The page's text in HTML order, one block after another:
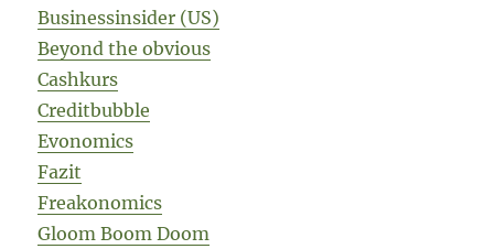
Businessinsider (US)
Beyond the obvious
Cashkurs
Creditbubble
Evonomics
Fazit
Freakonomics
Gloom Boom Doom